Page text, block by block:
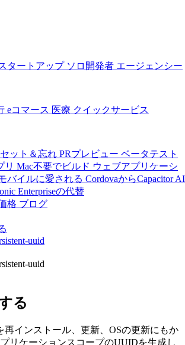
タートアップ ソロ開発者 エージェンシー
eコマース 医療 クイックサービス
セット＆忘れ PRプレビュー ベータテスト
リ Mac不要でビルド ウェブアプリケーシ
バイルに愛される CordovaからCapacitorAI
Enterpriseの代替
格 ブログ
uuid
uuid
る
再インストール、更新、OSの更新にもか
リケーションスコープのUUIDを生成し